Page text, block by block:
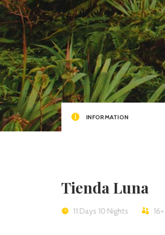
INFORMATION
Tienda Luna
11 Days 10 Nights 16+